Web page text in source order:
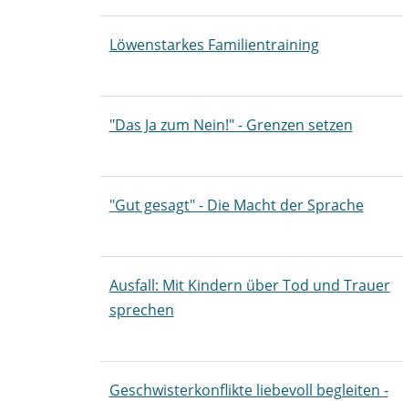
Löwenstarkes Familientraining
"Das Ja zum Nein!" - Grenzen setzen
"Gut gesagt" - Die Macht der Sprache
Ausfall: Mit Kindern über Tod und Trauer
sprechen
Geschwisterkonflikte liebevoll begleiten -